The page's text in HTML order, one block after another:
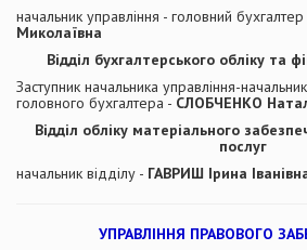
начальник управління - головний бухгалтер
Миколаївна
Відділ бухгалтерського обліку та
Заступник начальника управління-
головного бухгалтера - СЛОБЧЕНКО
Відділ обліку матеріального
послуг
начальник відділу - ГАВРИШ Ірина
УПРАВЛІННЯ ПРАВОВОГО